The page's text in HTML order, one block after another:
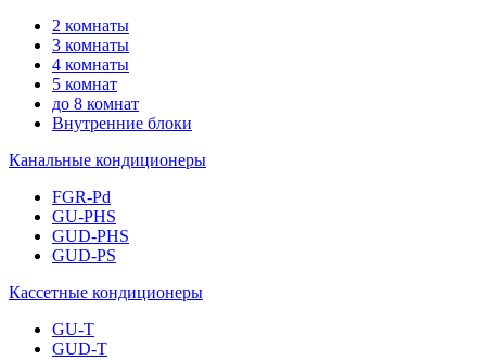
2 комнаты
3 комнаты
4 комнаты
5 комнат
до 8 комнат
Внутренние блоки
Канальные кондиционеры
FGR-Pd
GU-PHS
GUD-PHS
GUD-PS
Кассетные кондиционеры
GU-T
GUD-T